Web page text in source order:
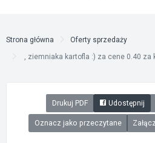
Strona główna
Oferty sprzedaży
, ziemniaka kartofla :) za cene 0.40 za
Drukuj PDF Udostępnij
Oznacz jako przeczytane